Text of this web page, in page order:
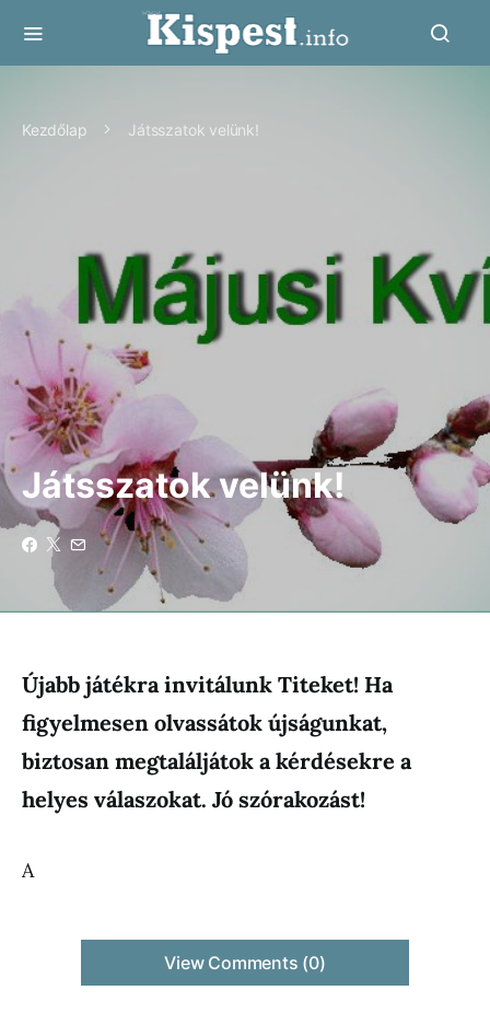
Kezdőlap Játsszatok velünk!
Játsszatok velünk!
Újabb játékra invitálunk Titeket! Ha
figyelmesen olvassátok újságunkat,
biztosan megtaláljátok a kérdésekre a
helyes válaszokat. Jó szórakozást!
A
View Comments (0)